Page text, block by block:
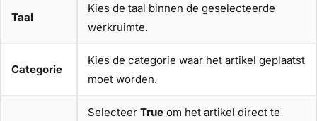
Taal
Kies de taal binnen de geselecteerde
werkruimte.
Categorie
Kies de categorie waar het artikel geplaatst
moet worden.
Selecteer True om het artikel direct te